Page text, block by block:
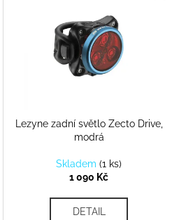
Lezyne zadní světlo Zecto Drive,
modrá
Skladem(1 ks)
1 090 Kč
DETAIL